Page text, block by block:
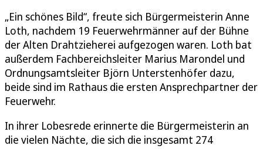
„Ein schönes Bild“, freute sich Bürgermeisterin Anne
Loth, nachdem 19 Feuerwehrmänner auf der Bühne
der Alten Drahtzieherei aufgezogen waren. Loth bat
außerdem Fachbereichsleiter Marius Marondel und
Ordnungsamtsleiter Björn Unterstenhöfer dazu,
beide sind im Rathaus die ersten Ansprechpartner der
Feuerwehr.
In ihrer Lobesrede erinnerte die Bürgermeisterin an
die vielen Nächte, die sich die insgesamt 274